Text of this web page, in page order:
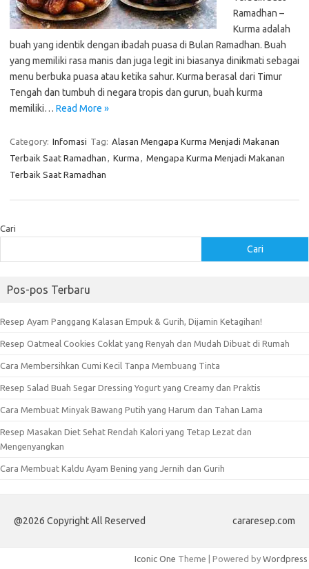
Ramadhan –
Kurma adalah
buah yang identik dengan ibadah puasa di Bulan Ramadhan. Buah
yang memiliki rasa manis dan juga legit ini biasanya dinikmati sebagai
menu berbuka puasa atau ketika sahur. Kurma berasal dari Timur
Tengah dan tumbuh di negara tropis dan gurun, buah kurma
memiliki… Read More »
Category: Infomasi Tag: Alasan Mengapa Kurma Menjadi Makanan
Terbaik Saat Ramadhan , Kurma , Mengapa Kurma Menjadi Makanan
Terbaik Saat Ramadhan
Cari
Cari
Pos-pos Terbaru
Resep Ayam Panggang Kalasan Empuk & Gurih, Dijamin Ketagihan!
Resep Oatmeal Cookies Coklat yang Renyah dan Mudah Dibuat di Rumah
Cara Membersihkan Cumi Kecil Tanpa Membuang Tinta
Resep Salad Buah Segar Dressing Yogurt yang Creamy dan Praktis
Cara Membuat Minyak Bawang Putih yang Harum dan Tahan Lama
Resep Masakan Diet Sehat Rendah Kalori yang Tetap Lezat dan
Mengenyangkan
Cara Membuat Kaldu Ayam Bening yang Jernih dan Gurih
@2026 Copyright All Reserved cararesep.com
Iconic One Theme | Powered by Wordpress